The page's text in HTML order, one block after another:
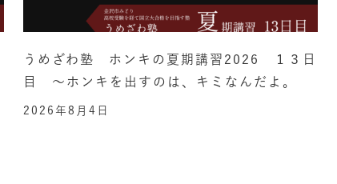
うめざわ塾 ホンキの夏期講習2026 １３日
目 ～ホンキを出すのは、キミなんだよ。
2026年8月4日